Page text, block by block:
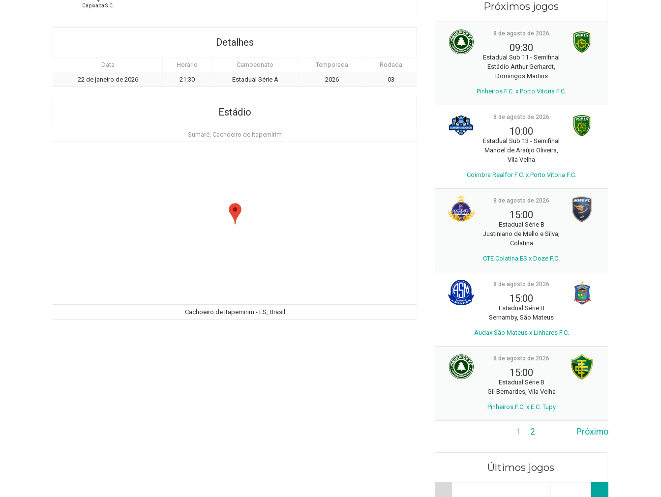
Capixaba S.C.
Detalhes
Data Horário Campeonato Temporada
Rodada
22 de janeiro de 2026
21:30 Estadual Série A 2026 03
Estádio
Sumaré, Cachoeiro de Itapemirim
Cachoeiro de Itapemirim - ES, Brasil
Próximos jogos
8 de agosto de 2026
09:30
Estadual Sub 11 - Semifinal
Estádio Arthur Gerhardt,
Domingos Martins
Pinheiros F.C. x Porto Vitoria F.C.
8 de agosto de 2026
10:00
Estadual Sub 13 - Semifinal
Manoel de Araújo Oliveira,
Vila Velha
Coimbra Realfor F.C. x Porto Vitoria F.C.
8 de agosto de 2026
15:00
Estadual Série B
Justiniano de Mello e Silva,
Colatina
CTE Colatina ES x Doze F.C.
8 de agosto de 2026
15:00
Estadual Série B
Sernamby, São Mateus
Audax São Mateus x Linhares F.C.
8 de agosto de 2026
15:00
Estadual Série B
Gil Bernardes, Vila Velha
Pinheiros F.C. x E.C. Tupy
1 2 Próximo
Últimos jogos